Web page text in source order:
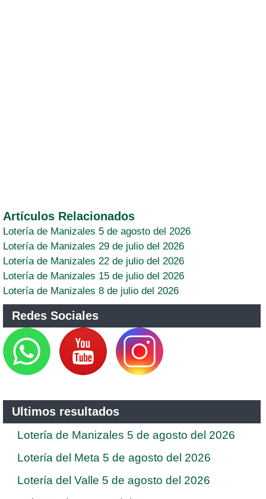
Artículos Relacionados
Lotería de Manizales 5 de agosto del 2026
Lotería de Manizales 29 de julio del 2026
Lotería de Manizales 22 de julio del 2026
Lotería de Manizales 15 de julio del 2026
Lotería de Manizales 8 de julio del 2026
Redes Sociales
Ultimos resultados
Lotería de Manizales 5 de agosto del 2026
Lotería del Meta 5 de agosto del 2026
Lotería del Valle 5 de agosto del 2026